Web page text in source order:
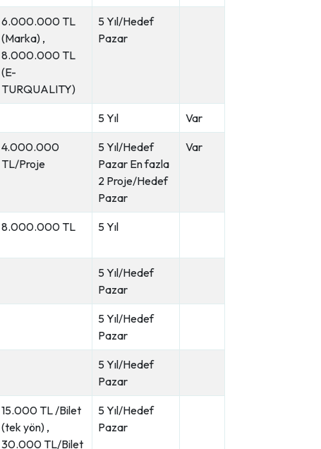
6.000.000 TL
(Marka) ,
8.000.000 TL
(E-
TURQUALITY)
5 Yıl/Hedef
Pazar
5 Yıl Var
4.000.000
TL/Proje
5 Yıl/Hedef
Pazar En fazla
2 Proje/Hedef
Pazar
Var
8.000.000 TL 5 Yıl
5 Yıl/Hedef
Pazar
5 Yıl/Hedef
Pazar
5 Yıl/Hedef
Pazar
15.000 TL /Bilet
(tek yön) ,
30.000 TL/Bilet
5 Yıl/Hedef
Pazar